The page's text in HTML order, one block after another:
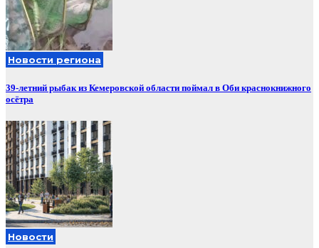
Новости региона
39-летний рыбак из Кемеровской области поймал в Оби краснокнижного
осётра
Новости